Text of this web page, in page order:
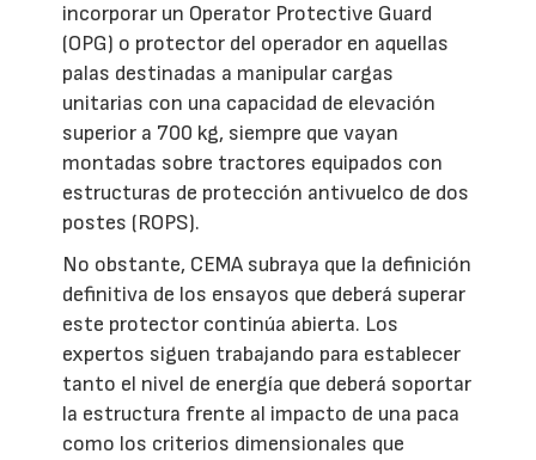
incorporar un Operator Protective Guard
(OPG) o protector del operador en aquellas
palas destinadas a manipular cargas
unitarias con una capacidad de elevación
superior a 700 kg, siempre que vayan
montadas sobre tractores equipados con
estructuras de protección antivuelco de dos
postes (ROPS).
No obstante, CEMA subraya que la definición
definitiva de los ensayos que deberá superar
este protector continúa abierta. Los
expertos siguen trabajando para establecer
tanto el nivel de energía que deberá soportar
la estructura frente al impacto de una paca
como los criterios dimensionales que